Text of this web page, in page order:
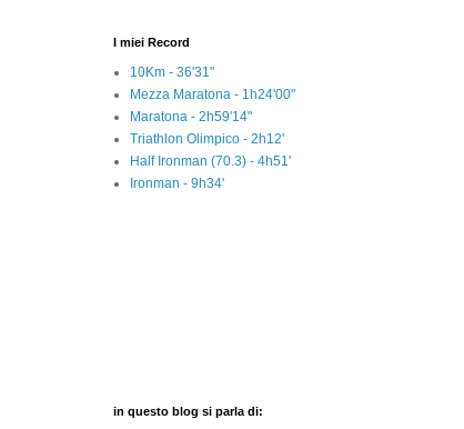
I miei Record
10Km - 36'31"
Mezza Maratona - 1h24'00"
Maratona - 2h59'14"
Triathlon Olimpico - 2h12'
Half Ironman (70.3) - 4h51'
Ironman - 9h34'
in questo blog si parla di: